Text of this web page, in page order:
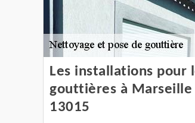
Les installations pour
gouttières à Marseille
13015